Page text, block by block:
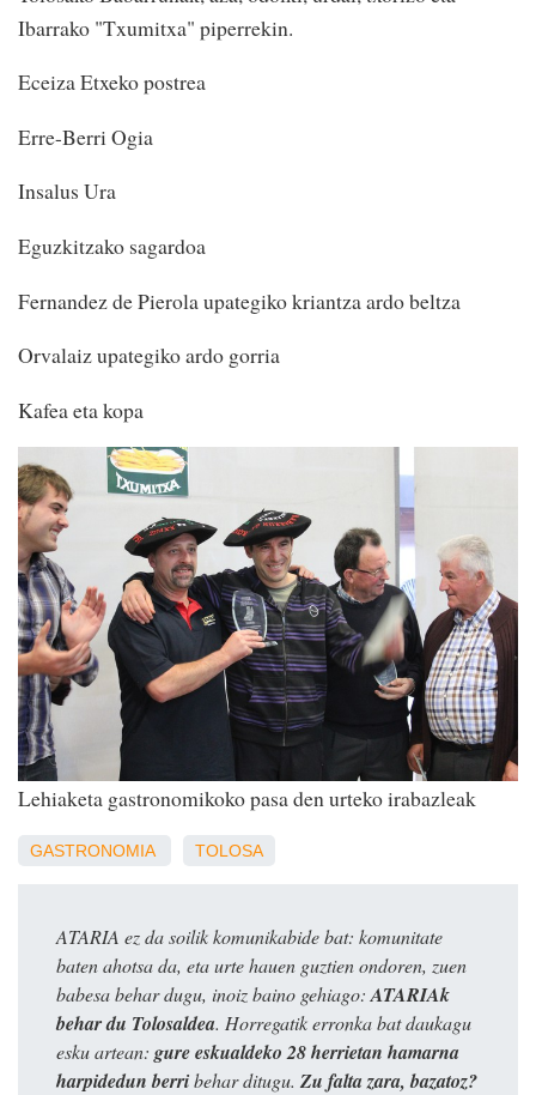
Ibarrako "Txumitxa" piperrekin.
Eceiza Etxeko postrea
Erre-Berri Ogia
Insalus Ura
Eguzkitzako sagardoa
Fernandez de Pierola upategiko kriantza ardo beltza
Orvalaiz upategiko ardo gorria
Kafea eta kopa
Lehiaketa gastronomikoko pasa den urteko irabazleak
GASTRONOMIA TOLOSA
ATARIA ez da soilik komunikabide bat: komunitate
baten ahotsa da, eta urte hauen guztien ondoren, zuen
babesa behar dugu, inoiz baino gehiago: ATARIAk
behar du Tolosaldea. Horregatik erronka bat daukagu
esku artean: gure eskualdeko 28 herrietan hamarna
harpidedun berribehar ditugu. Zu falta zara, bazatoz?